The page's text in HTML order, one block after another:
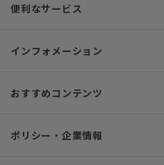
便利なサービス
インフォメーション
おすすめコンテンツ
ポリシー・企業情報